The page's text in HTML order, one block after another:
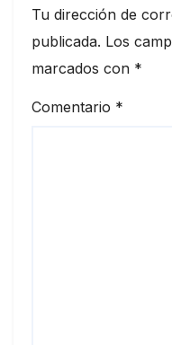
Tu dirección de
publicada. Los
marcados con *
Comentario *